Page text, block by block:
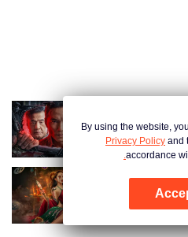
By using the website,
Privacy Policy and
accordance